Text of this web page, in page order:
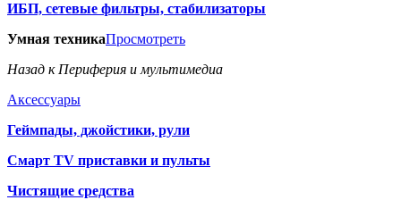
ИБП, сетевые фильтры, стабилизаторы
Умная техникаПросмотреть
Назад к Периферия и мультимедиа
Аксессуары
Геймпады, джойстики, рули
Смарт TV приставки и пульты
Чистящие средства